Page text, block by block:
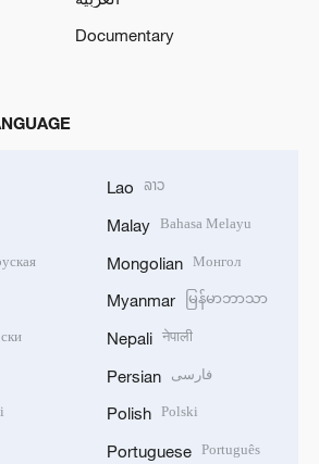
Documentary
Lao ລາວ
Malay Bahasa Melayu
Mongolian Монгол
Myanmar မြန်မာဘာသာ
Nepali नेपाली
Persian فارسی
Polish Polski
Portuguese Português